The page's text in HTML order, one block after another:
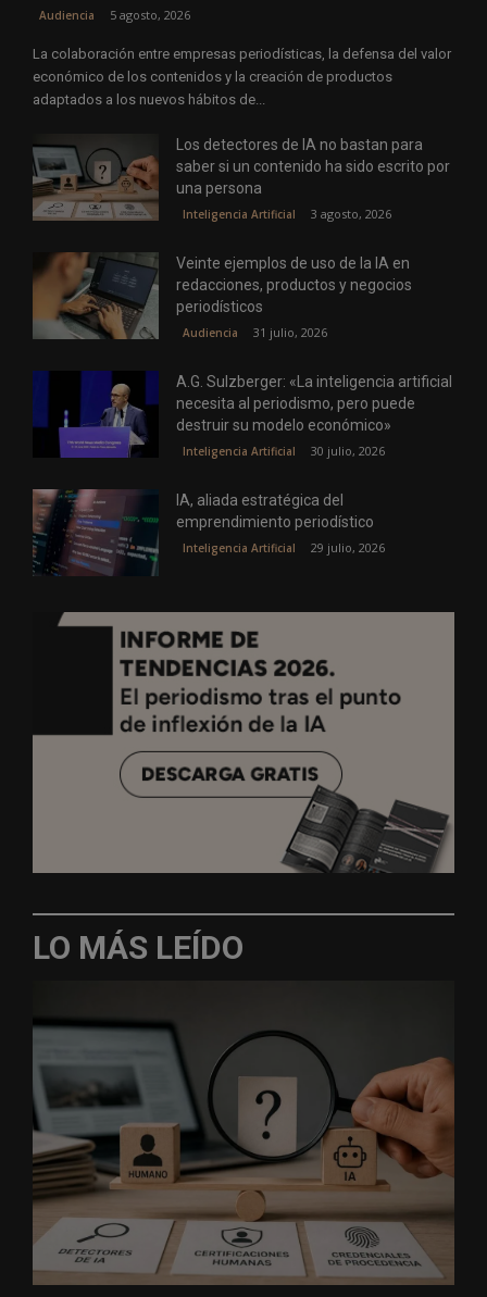
Audiencia 5 agosto, 2026
La colaboración entre empresas periodísticas, la defensa del valor
económico de los contenidos y la creación de productos
adaptados a los nuevos hábitos de...
Los detectores de IA no bastan para
saber si un contenido ha sido escrito por
una persona
Inteligencia Artificial 3 agosto, 2026
Veinte ejemplos de uso de la IA en
redacciones, productos y negocios
periodísticos
Audiencia 31 julio, 2026
A.G. Sulzberger: «La inteligencia artificial
necesita al periodismo, pero puede
destruir su modelo económico»
Inteligencia Artificial 30 julio, 2026
IA, aliada estratégica del
emprendimiento periodístico
Inteligencia Artificial 29 julio, 2026
LO MÁS LEÍDO